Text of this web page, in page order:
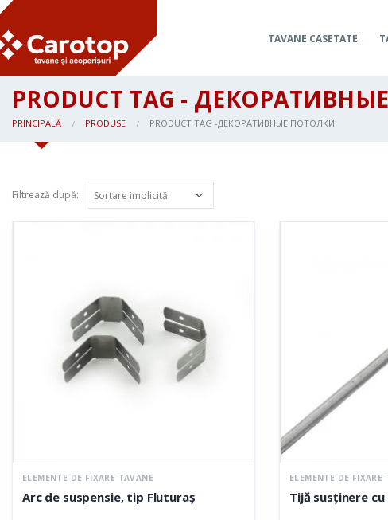
TAVANE CASETATE
PRODUCT TAG -
PRINCIPALĂ PRODUSE PRODUCT TAG -ДЕКОРАТИВНЫЕ ПОТОЛКИ
Filtrează după:
ELEMENTE DE FIXARE TAVANE
Arc de suspensie, tip Fluturaș
ELEMENTE DE FIXARE
Tijă susținere cu